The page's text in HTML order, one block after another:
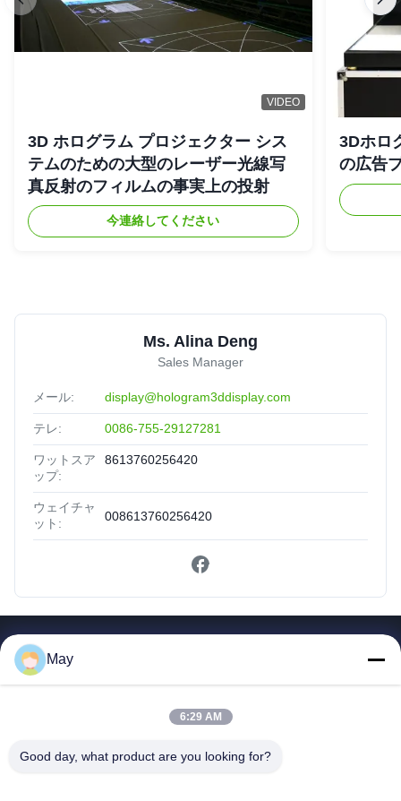
VIDEO
3D ホログラム プロジェクター シス
テムのための大型のレーザー光線写
真反射のフィルムの事実上の投射
今連絡してください
3Dホロ
の広告
Ms. Alina Deng
Sales Manager
メール: display@hologram3ddisplay.com
テレ: 0086-755-29127281
ワットスア
ップ:
8613760256420
ウェイチャ
ット:
008613760256420
家
プロダクト
工場旅行
May
6:29 AM
Good day, what product are you looking for?